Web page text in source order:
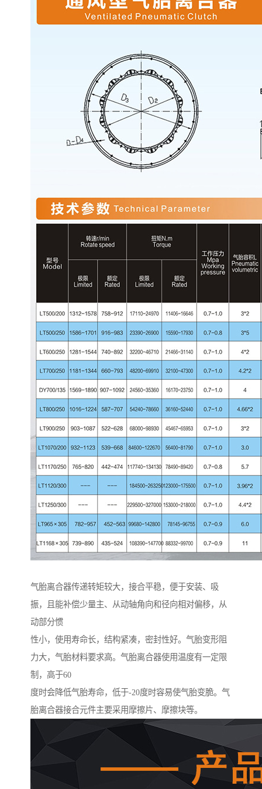
气胎离合器传递转矩较大，接合平稳，便于安装、吸
振，且能补偿少量主、从动轴角向和径向相对偏移，从
动部分惯
性小，使用寿命长，结构紧凑，密封性好。气胎变形阻
力大，气胎材料要求高。气胎离合器使用温度有一定限
制，高于60
度时会降低气胎寿命，低于-20度时容易使气胎变脆。气
胎离合器接合元件主要采用摩擦片、摩擦块等。